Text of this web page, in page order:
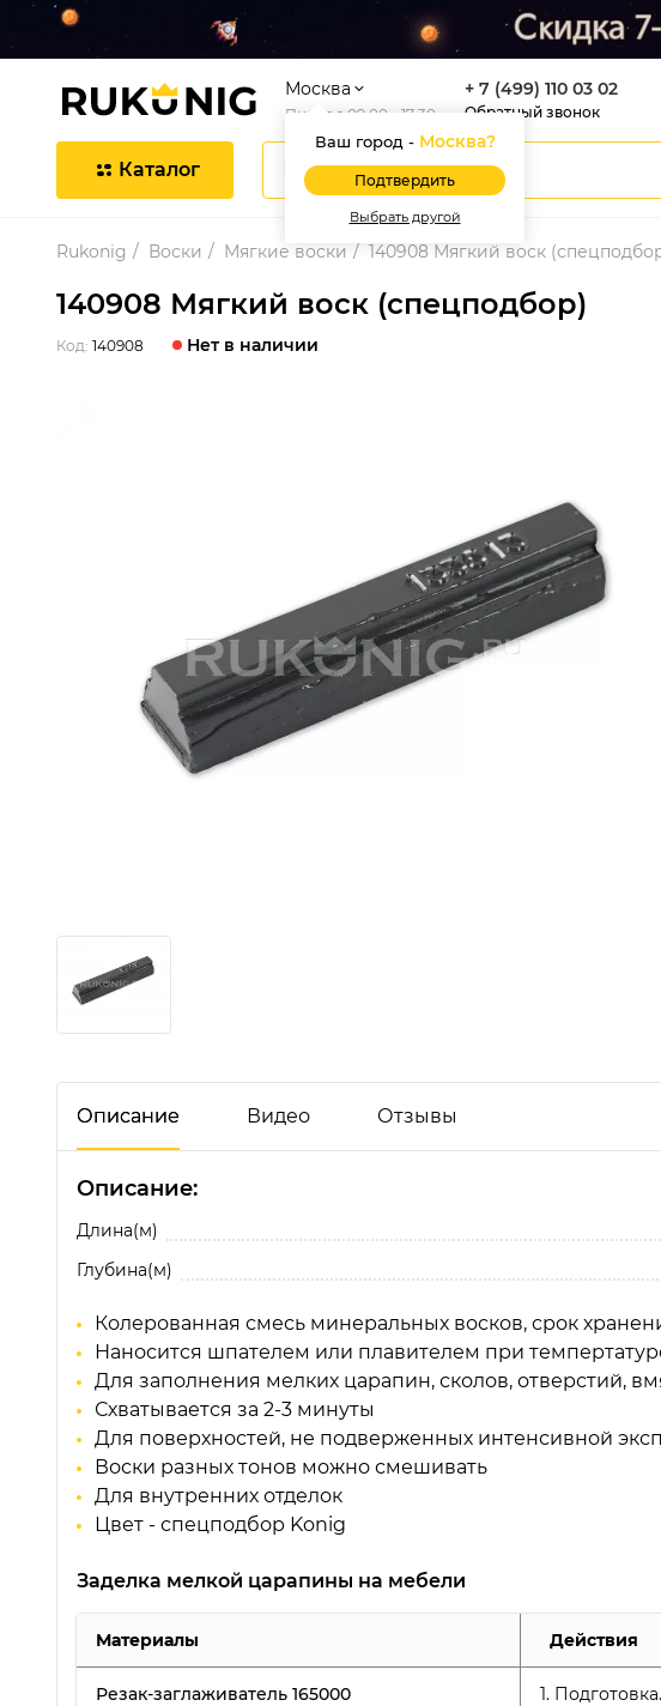
Москва
Пн-Пт с 09:00 - 17:30
Ваш город - Москва?
Подтвердить
Выбрать другой
+ 7 (499) 110 03 02
Обратный звонок
Каталог
Rukonig Воски Мягкие воски 140908 Мягкий воск
140908 Мягкий воск (спецподбор)
Код: 140908 Нет в наличии
Описание Видео Отзывы
Описание:
Длина(м)
Глубина(м)
Колерованная смесь минеральных восков, срок
Наносится шпателем или плавителем при
Для заполнения мелких царапин, сколов, отверстий,
Схватывается за 2-3 минуты
Для поверхностей, не подверженных интенсивной
Воски разных тонов можно смешивать
Для внутренних отделок
Цвет - спецподбор Konig
Заделка мелкой царапины на мебели
Материалы Действия
Резак-заглаживатель 165000
1.
04. Устраняем скол на фасаде
за 10 секунд. Мягкие воски
Konig (König)
Отзывы о 140908 Мягкий воск (спецподбор)